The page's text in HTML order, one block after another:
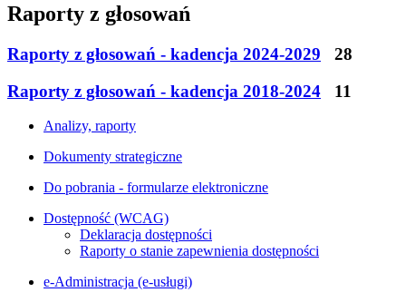
Raporty z głosowań
Raporty z głosowań - kadencja 2024-2029
28
Raporty z głosowań - kadencja 2018-2024
11
Analizy, raporty
Dokumenty strategiczne
Do pobrania - formularze elektroniczne
Dostępność (WCAG)
Deklaracja dostępności
Raporty o stanie zapewnienia dostępności
e-Administracja (e-usługi)